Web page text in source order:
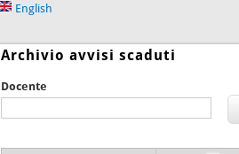
English
Archivio avvisi scaduti
Docente